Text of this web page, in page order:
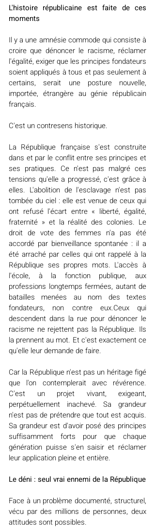
L'histoire républicaine est faite de ces
moments
Il y a une amnésie commode qui consiste à
croire que dénoncer le racisme, réclamer
l'égalité, exiger que les principes fondateurs
soient appliqués à tous et pas seulement à
certains, serait une posture nouvelle,
importée, étrangère au génie républicain
français.
C'est un contresens historique.
La République française s'est construite
dans et par le conflit entre ses principes et
ses pratiques. Ce n'est pas malgré ces
tensions qu'elle a progressé, c'est grâce à
elles. L'abolition de l'esclavage n'est pas
tombée du ciel : elle est venue de ceux qui
ont refusé l'écart entre « liberté, égalité,
fraternité » et la réalité des colonies. Le
droit de vote des femmes n'a pas été
accordé par bienveillance spontanée : il a
été arraché par celles qui ont rappelé à la
République ses propres mots. L'accès à
l'école, à la fonction publique, aux
professions longtemps fermées, autant de
batailles menées au nom des textes
fondateurs, non contre eux.Ceux qui
descendent dans la rue pour dénoncer le
racisme ne rejettent pas la République. Ils
la prennent au mot. Et c'est exactement ce
qu'elle leur demande de faire.
Car la République n'est pas un héritage figé
que l'on contemplerait avec révérence.
C'est un projet vivant, exigeant,
perpétuellement inachevé. Sa grandeur
n'est pas de prétendre que tout est acquis.
Sa grandeur est d'avoir posé des principes
suffisamment forts pour que chaque
génération puisse s'en saisir et réclamer
leur application pleine et entière.
Le déni : seul vrai ennemi de la République
Face à un problème documenté, structurel,
vécu par des millions de personnes, deux
attitudes sont possibles.